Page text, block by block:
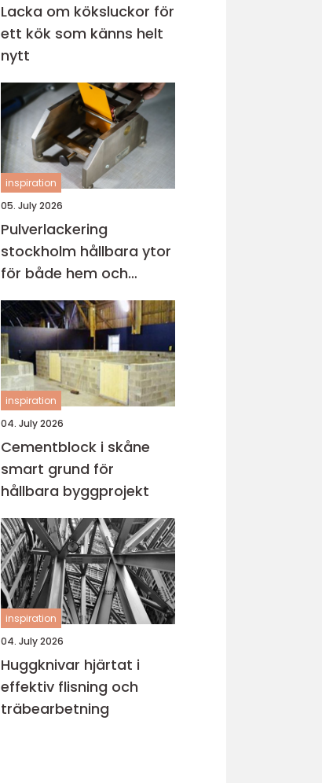
Lacka om köksluckor för
ett kök som känns helt
nytt
inspiration
05. July 2026
Pulverlackering
stockholm hållbara ytor
för både hem och
industri
inspiration
04. July 2026
Cementblock i skåne
smart grund för
hållbara byggprojekt
inspiration
04. July 2026
Huggknivar hjärtat i
effektiv flisning och
träbearbetning